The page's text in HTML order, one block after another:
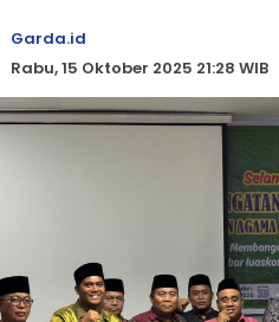
Garda.id
Rabu, 15 Oktober 2025 21:28 WIB